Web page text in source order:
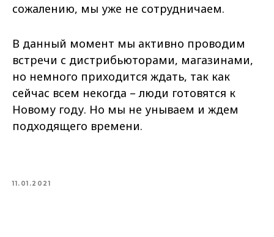
сожалению, мы уже не сотрудничаем.
В данный момент мы активно проводим
встречи с дистрибьюторами, магазинами,
но немного приходится ждать, так как
сейчас всем некогда – люди готовятся к
Новому году. Но мы не унываем и ждем
подходящего времени.
11.01.2021